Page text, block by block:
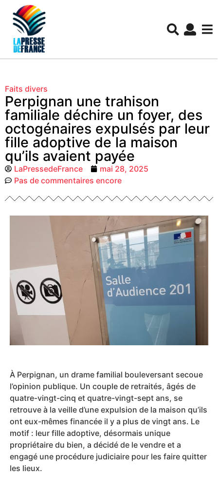
Faits divers
Perpignan une trahison
familiale déchire un foyer, des
octogénaires expulsés par leur
fille adoptive de la maison
qu’ils avaient payée
LaPressedeFrance
mai 28, 2025
Pas de commentaires encore
À Perpignan, un drame familial bouleversant secoue
l’opinion publique. Un couple de retraités, âgés de
quatre-vingt-cinq et quatre-vingt-sept ans, se
retrouve à la veille d’une expulsion de la maison qu’ils
ont eux-mêmes financée il y a plus de vingt ans. Le
motif : leur fille adoptive, désormais unique
propriétaire du bien, a décidé de le vendre et a
engagé une procédure judiciaire pour les faire quitter
les lieux.